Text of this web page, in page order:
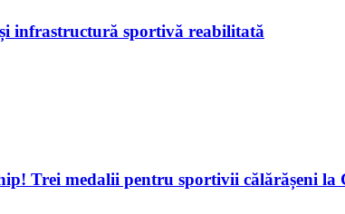
infrastructură sportivă reabilitată
Trei medalii pentru sportivii călărășeni la